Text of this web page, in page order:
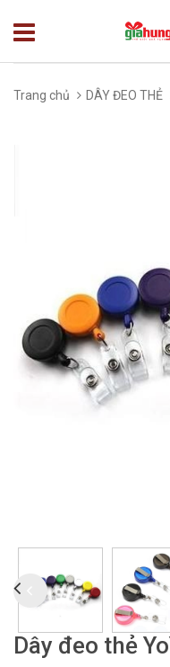
Trang chủ DÂY ĐEO THẺ
Dây đeo thẻ